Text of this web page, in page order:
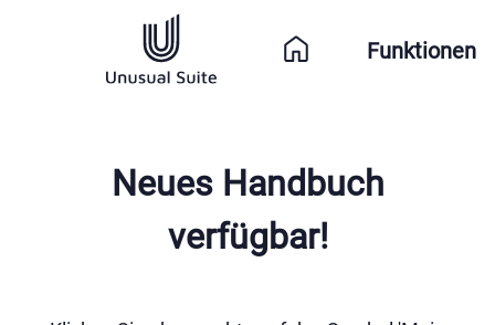
Funktionen
Neues Handbuch
verfügbar!